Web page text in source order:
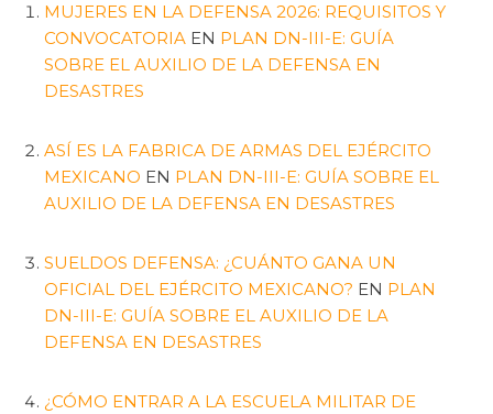
MUJERES EN LA DEFENSA 2026: REQUISITOS Y
CONVOCATORIA EN PLAN DN-III-E: GUÍA
SOBRE EL AUXILIO DE LA DEFENSA EN
DESASTRES
ASÍ ES LA FABRICA DE ARMAS DEL EJÉRCITO
MEXICANO EN PLAN DN-III-E: GUÍA SOBRE EL
AUXILIO DE LA DEFENSA EN DESASTRES
SUELDOS DEFENSA: ¿CUÁNTO GANA UN
OFICIAL DEL EJÉRCITO MEXICANO? EN PLAN
DN-III-E: GUÍA SOBRE EL AUXILIO DE LA
DEFENSA EN DESASTRES
¿CÓMO ENTRAR A LA ESCUELA MILITAR DE